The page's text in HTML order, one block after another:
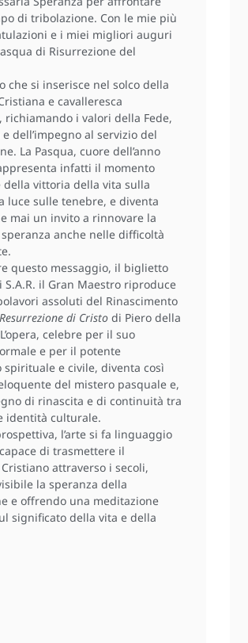
di tribolazione. Con le mie più
e i miei migliori auguri
di Risurrezione del
che si inserisce nel solco della
e cavalleresca
richiamando i valori della Fede,
dell’impegno al servizio del
La Pasqua, cuore dell’anno
infatti il momento
vittoria della vita sulla
luce sulle tenebre, e diventa
mai un invito a rinnovare la
anche nelle difficoltà
questo messaggio, il biglietto
il Gran Maestro riproduce
assoluti del Rinascimento
Resurrezione di Cristodi Piero della
celebre per il suo
e per il potente
spirituale e civile, diventa così
del mistero pasquale e,
di rinascita e di continuità tra
identità culturale.
l’arte si fa linguaggio
di trasmettere il
attraverso i secoli,
la speranza della
e offrendo una meditazione
significato della vita e della